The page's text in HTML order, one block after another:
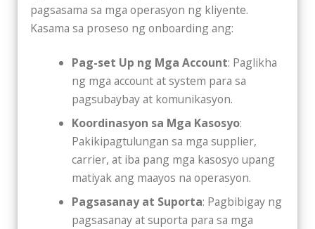
pagsasama sa mga operasyon ng kliyente.
Kasama sa proseso ng onboarding ang:
Pag-set Up ng Mga Account: Paglikha
ng mga account at system para sa
pagsubaybay at komunikasyon.
Koordinasyon sa Mga Kasosyo:
Pakikipagtulungan sa mga supplier,
carrier, at iba pang mga kasosyo upang
matiyak ang maayos na operasyon.
Pagsasanay at Suporta: Pagbibigay ng
pagsasanay at suporta para sa mga